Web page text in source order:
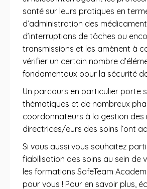
santé sur leurs pratiques en
d’administration des
d’interruptions de tâches ou
transmissions et les amènent à
vérifier un certain nombre
fondamentaux pour la sécurité
Un parcours en particulier porte
thématiques et de nombreux
coordonnateurs à la gestion des
directrices/eurs des soins l’ont
Si vous aussi vous souhaitez
fiabilisation des soins au sein de
les formations SafeTeam
pour vous ! Pour en savoir plus,